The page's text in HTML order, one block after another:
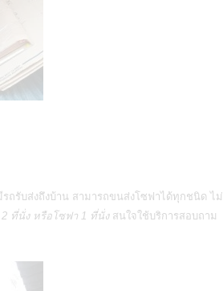
รถรับส่งถึงบ้าน สามารถขนส่งโซฟาได้ทุกชนิด ไม่
ที่นั่ง หรือโซฟา 1 ที่นั่งสนใจใช้บริการสอบถาม